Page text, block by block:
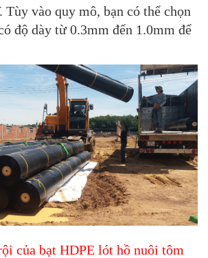
Tùy vào quy mô, bạn có thể chọn
độ dày từ 0.3mm đến 1.0mm để
của bạt HDPE lót hồ nuôi tôm